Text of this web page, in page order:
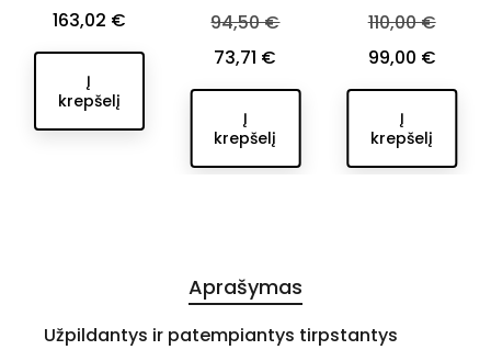
kaina
Kaina
163,02 €
Į
krepšelį
Bazinė
kaina
94,50 €
Kaina
73,71 €
Į
krepšelį
Bazinė
kaina
110,00 €
Kaina
99,00 €
Į
krepšelį
Aprašymas
Užpildantys ir patempiantys tirpstantys